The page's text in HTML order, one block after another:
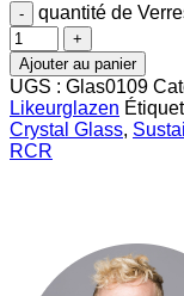
quantité de
Ajouter au panier
UGS : Glas0109
Likeurglazen
Crystal Glass,
RCR